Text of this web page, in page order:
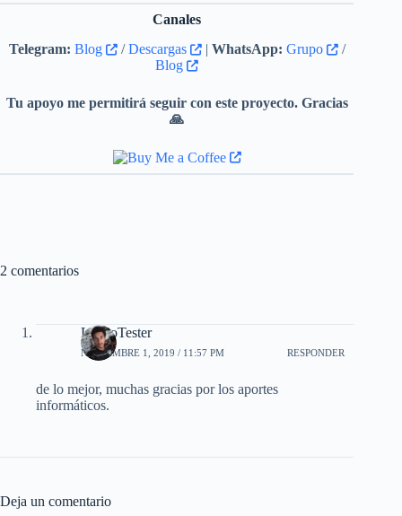
Canales
Telegram: Blog /Descargas | WhatsApp: Grupo
/
Blog
Tu apoyo me permitirá seguir con este proyecto. Gracias
🙏
2 comentarios
LuchoTester
NOVIEMBRE 1, 2019 / 11:57 PM RESPONDER
de lo mejor, muchas gracias por los aportes
informáticos.
Deja un comentario